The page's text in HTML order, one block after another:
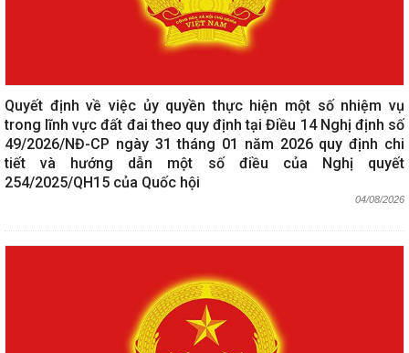
Quyết định về việc ủy quyền thực hiện một số nhiệm vụ
trong lĩnh vực đất đai theo quy định tại Điều 14 Nghị định số
49/2026/NĐ-CP ngày 31 tháng 01 năm 2026 quy định chi
tiết và hướng dẫn một số điều của Nghị quyết
254/2025/QH15 của Quốc hội
04/08/2026